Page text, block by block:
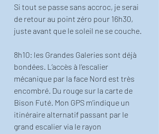
Si tout se passe sans accroc, je serai
de retour au point zéro pour 16h30,
juste avant que le soleil ne se couche.
8h10: les Grandes Galeries sont déjà
bondées. L’accès à l’escalier
mécanique par la face Nord est très
encombré. Du rouge sur la carte de
Bison Futé. Mon GPS m’indique un
itinéraire alternatif passant par le
grand escalier via le rayon